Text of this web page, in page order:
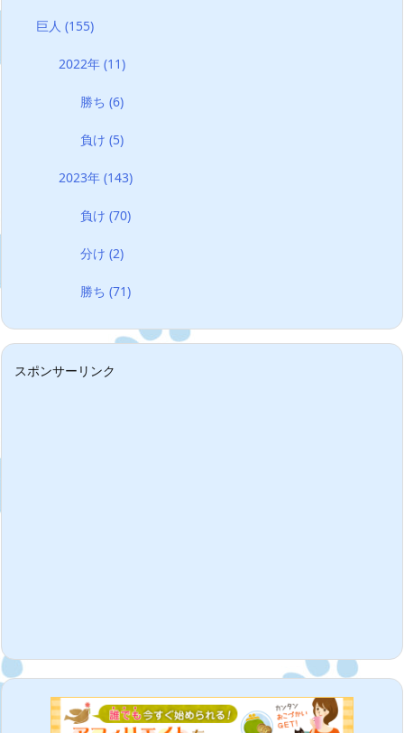
巨人(155)
2022年 (11)
勝ち(6)
負け(5)
2023年 (143)
負け(70)
分け(2)
勝ち(71)
スポンサーリンク